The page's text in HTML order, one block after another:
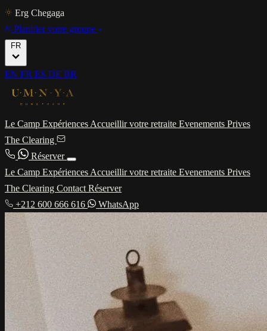
Erg Chegaga
Planifier votre groupe
FR
EN FR ES DE BR
Le Camp Expériences Accueillir votre retraite Evenements Prives
The Clearing
Réserver
Le Camp Expériences Accueillir votre retraite Evenements Prives
The Clearing Contact Réserver
+212 600 666 616
WhatsApp